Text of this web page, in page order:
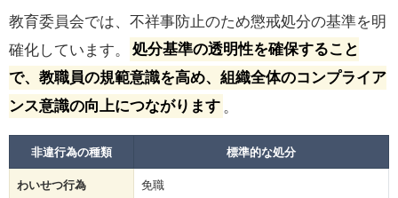
教育委員会では、不祥事防止のため懲戒処分の基準を明
確化しています。
処分基準の透明性を確保すること
で、教職員の規範意識を高め、組織全体のコンプライア
ンス意識の向上につながります 。
非違行為の種類 標準的な処分
わいせつ行為 免職